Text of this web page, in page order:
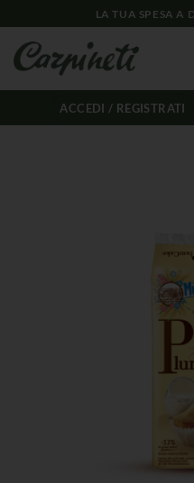
LA TUA SPESA A
ACCEDI / REGISTRATI